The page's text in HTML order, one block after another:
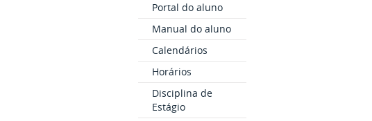
Portal do aluno
Manual do aluno
Calendários
Horários
Disciplina de
Estágio